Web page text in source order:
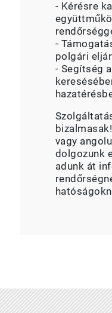
- Kérésre
-
polgári
- Segítség
vagy
dolgozunk
adunk át